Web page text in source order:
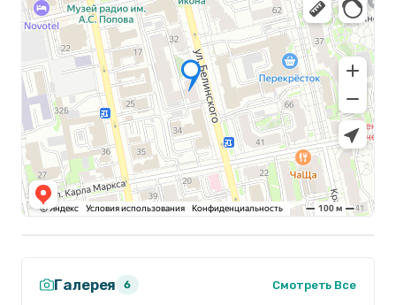
Галерея 6 Смотреть Все